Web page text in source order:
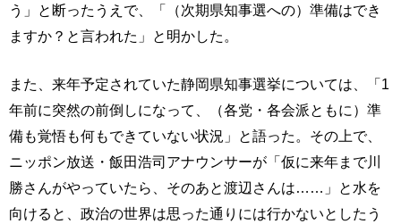
う」と断ったうえで、「（次期県知事選への）準備はでき
ますか？と言われた」と明かした。
また、来年予定されていた静岡県知事選挙については、「1
年前に突然の前倒しになって、（各党・各会派ともに）準
備も覚悟も何もできていない状況」と語った。その上で、
ニッポン放送・飯田浩司アナウンサーが「仮に来年まで川
勝さんがやっていたら、そのあと渡辺さんは……」と水を
向けると、政治の世界は思った通りには行かないとしたう